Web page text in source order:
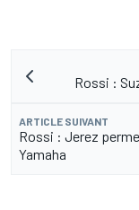
Rossi :
ARTICLE SUIVANT
Rossi : Jerez
Yamaha